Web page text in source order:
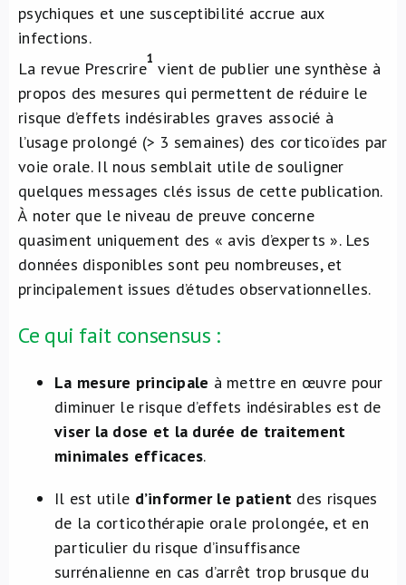
psychiques et une susceptibilité accrue aux
infections.
La revue Prescrire1 vient de publier une synthèse à
propos des mesures qui permettent de réduire le
risque d’effets indésirables graves associé à
l’usage prolongé (> 3 semaines) des corticoïdes par
voie orale. Il nous semblait utile de souligner
quelques messages clés issus de cette publication.
À noter que le niveau de preuve concerne
quasiment uniquement des « avis d’experts ». Les
données disponibles sont peu nombreuses, et
principalement issues d’études observationnelles.
Ce qui fait consensus :
La mesure principale à mettre en œuvre pour
diminuer le risque d’effets indésirables est de
viser la dose et la durée de traitement
minimales efficaces.
Il est utile d’informer le patient des risques
de la corticothérapie orale prolongée, et en
particulier du risque d’insuffisance
surrénalienne en cas d’arrêt trop brusque du